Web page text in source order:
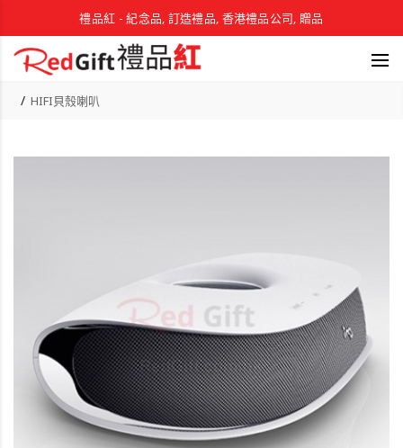
禮品紅 - 紀念品, 訂造禮品, 香港禮品公司, 贈品
HIFI貝殼喇叭